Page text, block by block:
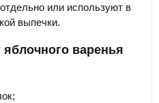
или используют в
выпечки.
яблочного варенья